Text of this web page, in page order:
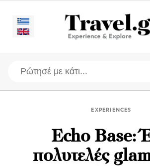
EXPERIENCES
Echo Base:
πολυτελές